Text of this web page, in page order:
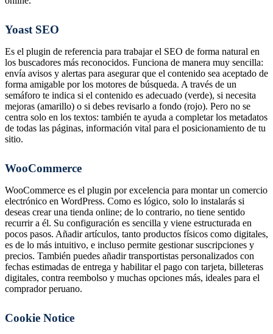
Yoast SEO
Es el plugin de referencia para trabajar el SEO de forma natural en
los buscadores más reconocidos. Funciona de manera muy sencilla:
envía avisos y alertas para asegurar que el contenido sea aceptado de
forma amigable por los motores de búsqueda. A través de un
semáforo te indica si el contenido es adecuado (verde), si necesita
mejoras (amarillo) o si debes revisarlo a fondo (rojo). Pero no se
centra solo en los textos: también te ayuda a completar los metadatos
de todas las páginas, información vital para el posicionamiento de tu
sitio.
WooCommerce
WooCommerce es el plugin por excelencia para montar un comercio
electrónico en WordPress. Como es lógico, solo lo instalarás si
deseas crear una tienda online; de lo contrario, no tiene sentido
recurrir a él. Su configuración es sencilla y viene estructurada en
pocos pasos. Añadir artículos, tanto productos físicos como digitales,
es de lo más intuitivo, e incluso permite gestionar suscripciones y
precios. También puedes añadir transportistas personalizados con
fechas estimadas de entrega y habilitar el pago con tarjeta, billeteras
digitales, contra reembolso y muchas opciones más, ideales para el
comprador peruano.
Cookie Notice